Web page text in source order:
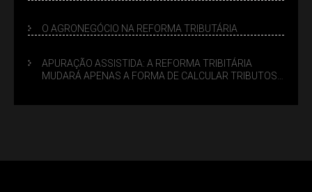
O AGRONEGÓCIO NA REFORMA TRIBUTÁRIA
APURAÇÃO ASSISTIDA: A REFORMA TRIBITÁRIA
MUDARÁ APENAS A FORMA DE CALCULAR TRIBUTOS